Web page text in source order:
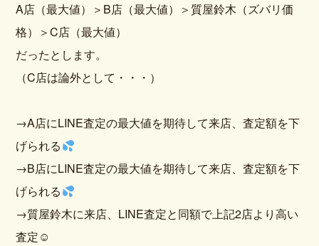
A店（最大値）＞B店（最大値）＞質屋鈴木（ズバリ価
格）＞C店（最大値）
だったとします。
（C店は論外として・・・）
→A店にLINE査定の最大値を期待して来店、査定額を下
げられる
→B店にLINE査定の最大値を期待して来店、査定額を下
げられる
→質屋鈴木に来店、LINE査定と同額で上記2店より高い
査定☺